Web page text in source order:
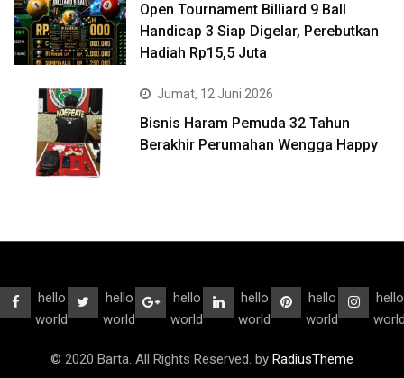
Open Tournament Billiard 9 Ball
Handicap 3 Siap Digelar, Perebutkan
Hadiah Rp15,5 Juta
Jumat, 12 Juni 2026
Bisnis Haram Pemuda 32 Tahun
Berakhir Perumahan Wengga Happy
hello
world
hello
world
hello
world
hello
world
hello
world
hello
© 2020 Barta. All Rights Reserved. by RadiusTheme